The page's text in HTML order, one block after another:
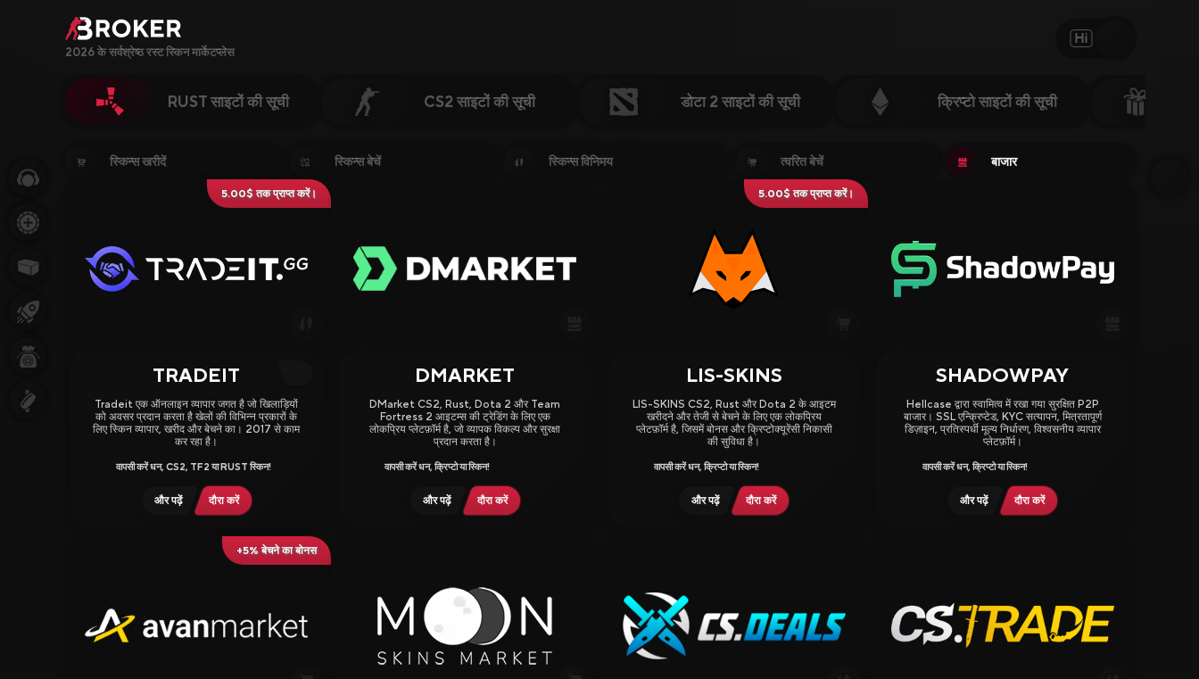
Sites, Modes, Bonuses or Keywords…
Popular
Rust Sites
Earning Sites
Skin Selling and Trading
All Sites Deposit Bonuses
2026 के सर्वश्रेष्ठ रस्ट स्किन मार्केटप्लेस
Hi
RUST साइटों की सूची CS2 साइटों की सूची डोटा 2 साइटों की सूची क्रिप्टो साइटों की सूची
स्किन्स खरीदें स्किन्स बेचें स्किन्स विनिमय त्वरित बेचें बाजार
5.00$ तक प्राप्त करें।
TRADEIT
Tradeit एक ऑनलाइन व्यापार जगत है जो खिलाड़ियों
को अवसर प्रदान करता है खेलों की विभिन्न प्रकारों के
लिए स्किन व्यापार, खरीद और बेचने का। 2017 से काम
कर रहा है।
वापसी करें धन, CS2, TF2 या RUST स्किन!
और पढ़ें दौरा करें
DMARKET
DMarket CS2, Rust, Dota 2 और Team
Fortress 2 आइटम्स की ट्रेडिंग के लिए एक
लोकप्रिय प्लेटफ़ॉर्म है, जो व्यापक विकल्प और सुरक्षा
प्रदान करता है।
वापसी करें धन, क्रिप्टो या स्किन!
और पढ़ें दौरा करें
5.00$ तक प्राप्त करें।
LIS-SKINS
LIS-SKINS CS2, Rust और Dota 2 के आइटम
खरीदने और तेजी से बेचने के लिए एक लोकप्रिय
प्लेटफ़ॉर्म है, जिसमें बोनस और क्रिप्टोक्यूरेंसी निकासी
की सुविधा है।
वापसी करें धन, क्रिप्टो या स्किन!
और पढ़ें दौरा करें
SHADOWPAY
Hellcase द्वारा स्वामित्व में रखा गया सुरक्षित P2P
बाजार। SSL एन्क्रिप्टेड, KYC सत्यापन, मित्रतापूर्ण
डिज़ाइन, प्रतिस्पर्धी मूल्य निर्धारण, विश्वसनीय व्यापार
प्लेटफ़ॉर्म।
वापसी करें धन, क्रिप्टो या स्किन!
और पढ़ें दौरा करें
+5% बेचने का बोनस